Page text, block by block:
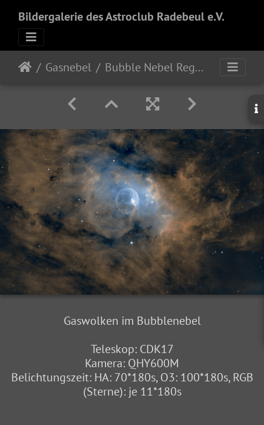
Bildergalerie des Astroclub Radebeul e.V.
Gasnebel Bubble Nebel Region
Gaswolken im Bubblenebel
Teleskop: CDK17
Kamera: QHY600M
Belichtungszeit: HA: 70*180s, O3: 100*180s, RGB
(Sterne): je 11*180s